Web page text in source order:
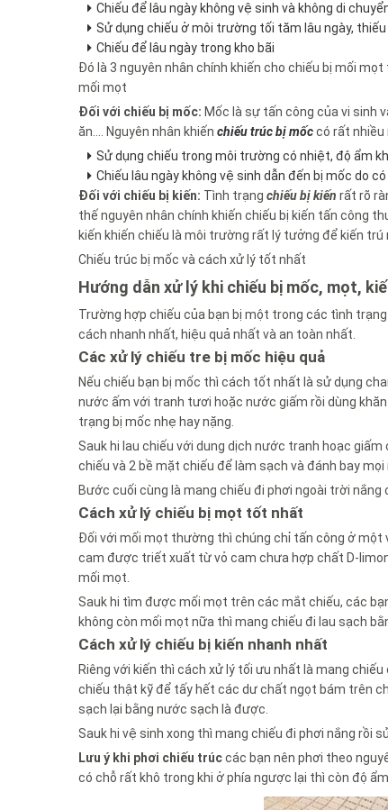
Chiếu để lâu ngày không vệ sinh và không di
Sử dụng chiếu ở môi trường tối tăm lâu ngày,
Chiếu để lâu ngày trong kho bãi
Đó là 3 nguyên nhân chính khiến cho chiếu bị mối
mối mọt
Đối với chiếu bị mốc: Mốc là sự tấn công của vi sinh
ăn…. Nguyên nhân khiến chiếu trúc bị mốccó rất nhiều
Sử dụng chiếu trong môi trường có nhiệt, độ ẩm
Chiếu lâu ngày không vệ sinh dẫn đến bị mốc do
Đối với chiếu bị kiến: Tình trạng chiếu bị kiến rất rõ
thế nguyên nhân chính khiến chiếu bị kiến tấn công
kiến khiến chiếu là môi trường rất lý tưởng để kiến
Chiếu trúc bị mốc và cách xử lý tốt nhất
Hướng dẫn xử lý khi chiếu bị mốc, mọt,
Trường hợp chiếu của bạn bị một trong các tình
cách nhanh nhất, hiệu quả nhất và an toàn nhất.
Các xử lý chiếu tre bị mốc hiệu quả
Nếu chiếu bạn bị mốc thì cách tốt nhất là sử dụng
nước ấm với tranh tươi hoặc nước giấm rồi dùng
trạng bị mốc nhẹ hay nặng.
Sauk hi lau chiếu với dung dịch nước tranh hoạc
chiếu và 2 bề mặt chiếu để làm sạch và đánh bay
Bước cuối cùng là mang chiếu đi phơi ngoài trời
Cách xử lý chiếu bị mọt tốt nhất
Đối với mối mọt thường thì chúng chỉ tấn công ở một
cam được triết xuất từ vỏ cam chưa hợp chất D-
mối mọt.
Sauk hi tìm được mối mọt trên các mắt chiếu, các
không còn mối mọt nữa thì mang chiếu đi lau sạch
Cách xử lý chiếu bị kiến nhanh nhất
Riêng với kiến thì cách xử lý tối ưu nhất là mang
chiếu thật kỹ để tấy hết các dư chất ngọt bám trên
sạch lại bằng nước sạch là được.
Sauk hi vệ sinh xong thì mang chiếu đi phơi nắng rồi
Lưu ý khi phơi chiếu trúccác bạn nên phơi theo
có chỗ rất khô trong khi ở phía ngược lại thì còn độ